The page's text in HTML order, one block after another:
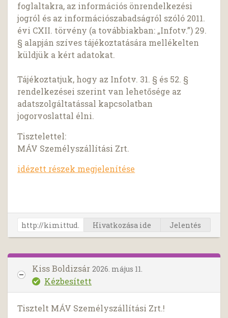
foglaltakra, az információs önrendelkezési
jogról és az információszabadságról szóló 2011.
évi CXII. törvény (a továbbiakban: „Infotv.”) 29.
§ alapján szíves tájékoztatására mellékelten
küldjük a kért adatokat.
Tájékoztatjuk, hogy az Infotv. 31. § és 52. §
rendelkezései szerint van lehetősége az
adatszolgáltatással kapcsolatban
jogorvoslattal élni.
Tisztelettel:
MÁV Személyszállítási Zrt.
idézett részek megjelenítése
Hivatkozása ide Jelentés
Kiss Boldizsár 2026. május 11.
Kézbesített
Tisztelt MÁV Személyszállítási Zrt.!